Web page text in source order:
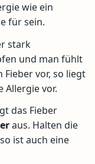
wie ein
für sein.
stark
und man fühlt
vor, so liegt
Allergie vor.
das Fieber
aus. Halten die
ist auch eine